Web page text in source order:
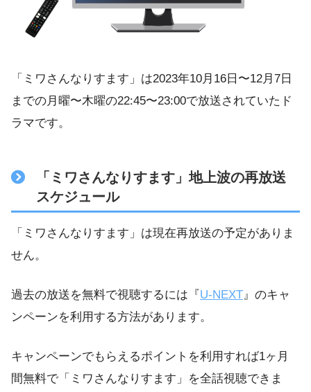
「ミワさんなりすます」は2023年10月16日〜12月7日
までの月曜〜木曜の22:45〜23:00で放送されていたド
ラマです。
「ミワさんなりすます」地上波の再放送
スケジュール
「ミワさんなりすます」は現在再放送の予定がありま
せん。
過去の放送を無料で視聴するには『U-NEXT』のキャ
ンペーンを利用する方法があります。
キャンペーンでもらえるポイントを利用すれば1ヶ月
間無料で「ミワさんなりすます」を全話視聴できま